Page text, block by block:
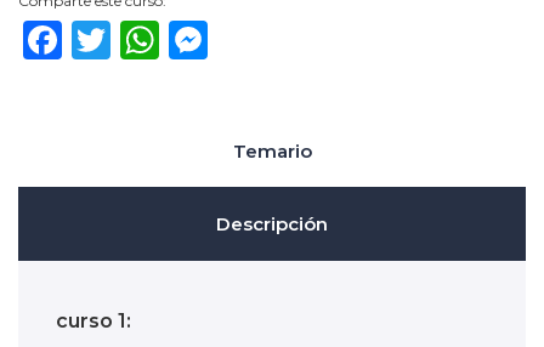
Facebook
TwitterWhatsApp
Temario
Descripción
curso 1: